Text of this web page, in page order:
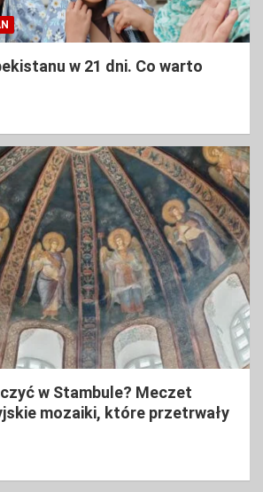
w 21 dni. Co warto
w Stambule? Meczet
mozaiki, które przetrwały